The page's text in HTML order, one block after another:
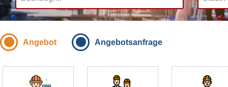
Angebot Angebotsanfrage